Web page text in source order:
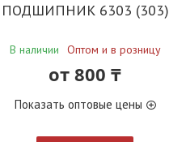
ПОДШИПНИК 6303 (303)
В наличии Оптом и в розницу
от800 ₸
Показать оптовые цены